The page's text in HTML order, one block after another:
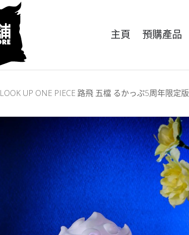
主頁 預購產品
LOOK UP ONE PIECE 路飛 五檔 るかっぷ5周年限定版